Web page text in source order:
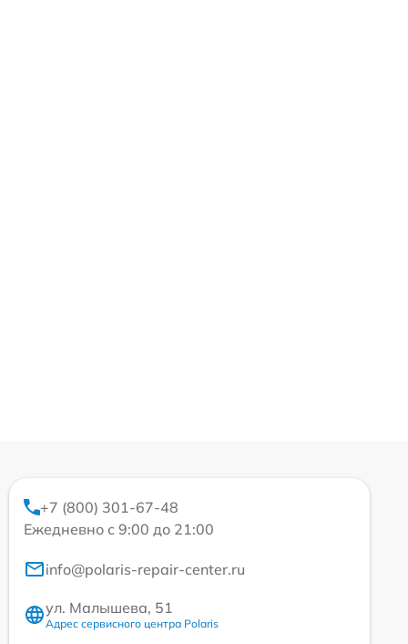
+7 (800) 301-67-48
Ежедневно с 9:00 до 21:00
info@polaris-repair-center.ru
ул. Малышева, 51
Адрес сервисного центра Polaris